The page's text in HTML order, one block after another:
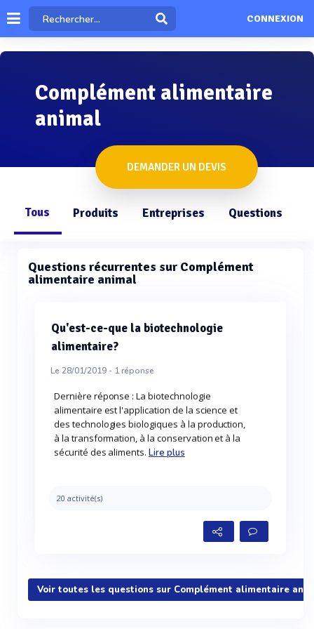
CONNEXION
Complément alimentaire
animal
DEMANDER UN DEVIS
Tous Produits Entreprises Questions
Questions récurrentes sur Complément
alimentaire animal
Qu'est-ce-que la biotechnologie
alimentaire?
Le 28/01/2019 - 1réponse
Dernière réponse : La biotechnologie
alimentaire est l'application de la science et
des technologies biologiques à la production,
à la transformation, à la conservation et à la
sécurité des aliments.Lire plus
20 activité(s)
Voir toutes les questions sur Complément alimentaire